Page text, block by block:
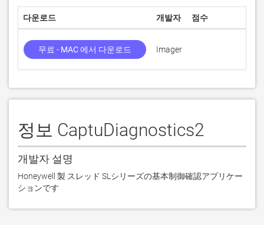
다운로드 개발자 점수
무료 - MAC 에서 다운로드 Imager
정보 CaptuDiagnostics2
개발자 설명
Honeywell 製 スレッド SLシリーズの基本制御確認アプリケー
ションです